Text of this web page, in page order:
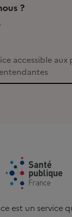
?
accessible aux
est un service